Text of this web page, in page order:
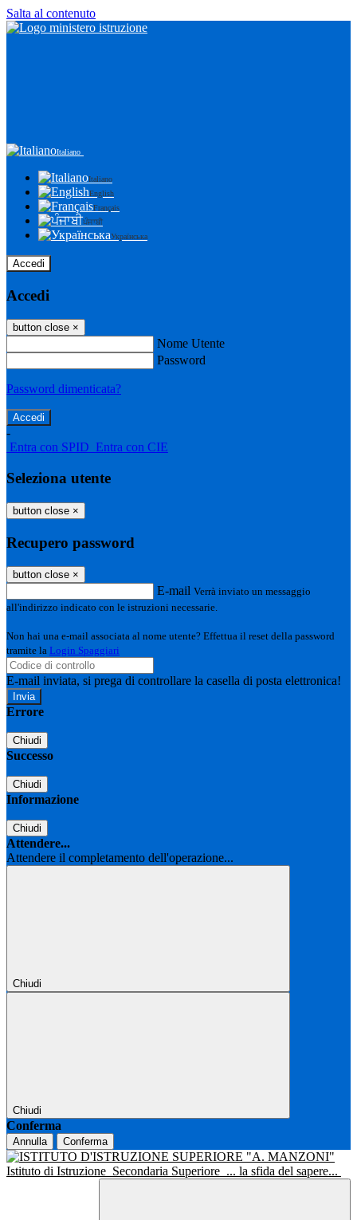
Salta al contenuto
Italiano
Italiano
English
Français
ਪੰਜਾਬੀ
Українська
Accedi
Accedi
button close ×
Nome Utente
Password
Password dimenticata?
-
Entra con SPID Entra con CIE
Seleziona utente
button close ×
Recupero password
button close ×
E-mail Verrà inviato un messaggio
all'indirizzo indicato con le istruzioni necessarie.
Non hai una e-mail associata al nome utente? Effettua il reset della password
tramite la Login Spaggiari
E-mail inviata, si prega di controllare la casella di posta elettronica!
Errore
Chiudi
Successo
Chiudi
Informazione
Chiudi
Attendere...
Attendere il completamento dell'operazione...
Chiudi
Chiudi
Conferma
Annulla Conferma
Istituto di Istruzione Secondaria Superiore ... la sfida del sapere...